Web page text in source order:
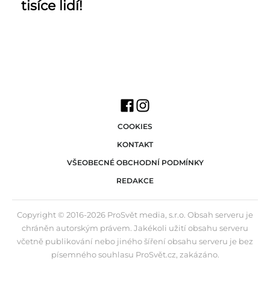
tisíce lidí!
COOKIES
KONTAKT
VŠEOBECNÉ OBCHODNÍ PODMÍNKY
REDAKCE
Copyright © 2016-2026 ProSvět media, s.r.o. Obsah serveru je
chráněn autorským právem. Jakékoli užití obsahu serveru
včetně publikování nebo jiného šíření obsahu serveru je bez
písemného souhlasu ProSvět.cz, zakázáno.